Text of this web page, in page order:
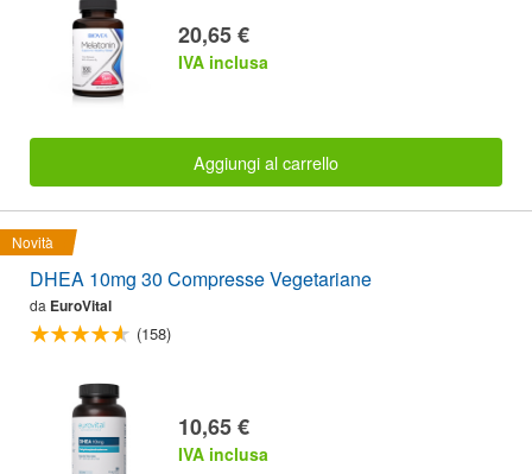
20,65 €
IVA inclusa
Aggiungi al carrello
Novità
DHEA 10mg 30 Compresse Vegetariane
da EuroVital
(158)
10,65 €
IVA inclusa